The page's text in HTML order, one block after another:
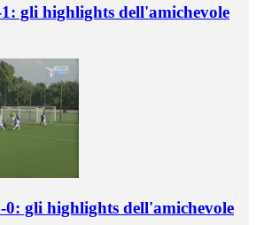
gli highlights dell'amichevole
0: gli highlights dell'amichevole